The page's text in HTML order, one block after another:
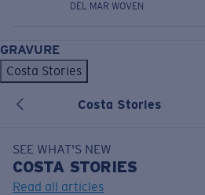
DEL MAR WOVEN
GRAVURE
Costa Stories
Costa Stories
SEE WHAT'S NEW
COSTA STORIES
Read all articles